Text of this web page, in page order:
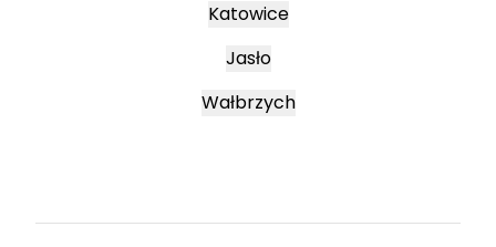
Katowice
Jasło
Wałbrzych